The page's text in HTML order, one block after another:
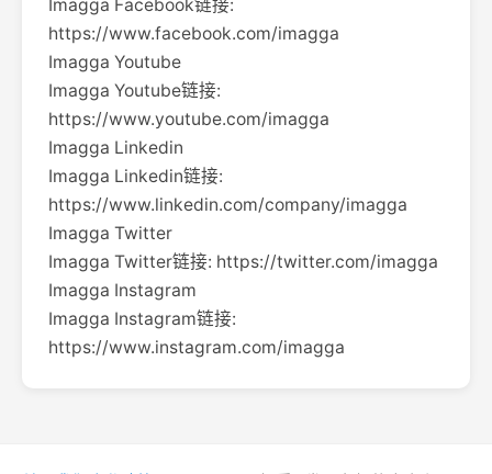
Imagga Facebook链接:
https://www.facebook.com/imagga
Imagga Youtube
Imagga Youtube链接:
https://www.youtube.com/imagga
Imagga Linkedin
Imagga Linkedin链接:
https://www.linkedin.com/company/imagga
Imagga Twitter
Imagga Twitter链接: https://twitter.com/imagga
Imagga Instagram
Imagga Instagram链接:
https://www.instagram.com/imagga